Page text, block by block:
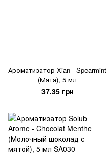
Ароматизатор Xian - Spearmint
(Мята), 5 мл
37.35 грн